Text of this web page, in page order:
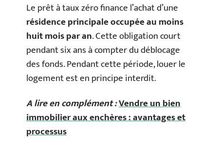
Le prêt à taux zéro finance l’achat d’une
résidence principale occupée au moins
huit mois par an. Cette obligation court
pendant six ans à compter du déblocage
des fonds. Pendant cette période, louer le
logement est en principe interdit.
A lire en complément :Vendre un bien
immobilier aux enchères : avantages et
processus